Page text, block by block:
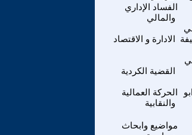
الفساد الإداري
والمالي
الادارة و الاقتصاد
القضية الكردية
الحركة العمالية
والنقابية
مواضيع وابحاث